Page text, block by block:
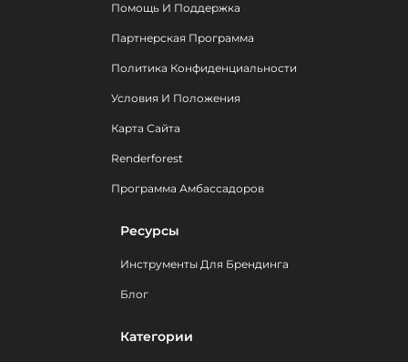
Помощь И Поддержка
Партнерская Программа
Политика Конфиденциальности
Условия И Положения
Карта Сайта
Renderforest
Программа Амбассадоров
Ресурсы
Инструменты Для Брендинга
Блог
Категории